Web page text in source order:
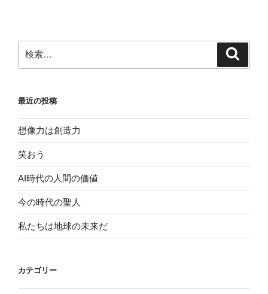
ン
索:
最近の投稿
想像力は創造力
笑おう
AI時代の人間の価値
今の時代の聖人
私たちは地球の未来だ
カテゴリー